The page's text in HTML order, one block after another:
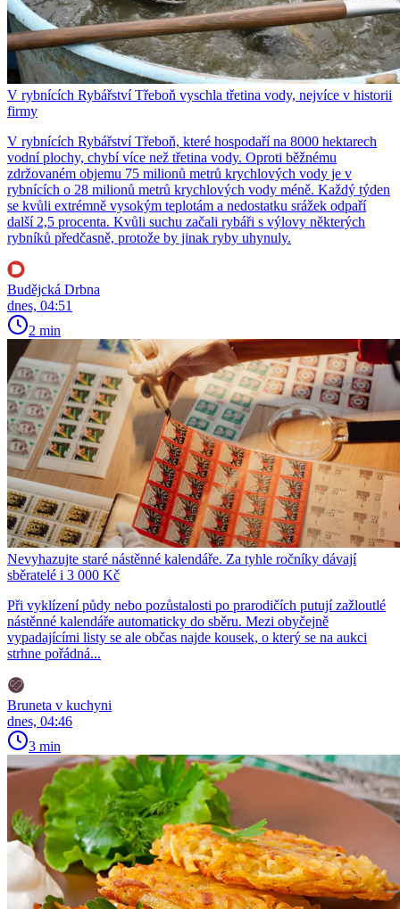
V rybnících Rybářství Třeboň vyschla třetina vody, nejvíce v historii
firmy
V rybnících Rybářství Třeboň, které hospodaří na 8000 hektarech
vodní plochy, chybí více než třetina vody. Oproti běžnému
zdržovaném objemu 75 milionů metrů krychlových vody je v
rybnících o 28 milionů metrů krychlových vody méně. Každý týden
se kvůli extrémně vysokým teplotám a nedostatku srážek odpaří
další 2,5 procenta. Kvůli suchu začali rybáři s výlovy některých
rybníků předčasně, protože by jinak ryby uhynuly.
Budějcká Drbna
dnes, 04:51
2 min
Nevyhazujte staré nástěnné kalendáře. Za tyhle ročníky dávají
sběratelé i 3 000 Kč
Při vyklízení půdy nebo pozůstalosti po prarodičích putují zažloutlé
nástěnné kalendáře automaticky do sběru. Mezi obyčejně
vypadajícími listy se ale občas najde kousek, o který se na aukci
strhne pořádná...
Bruneta v kuchyni
dnes, 04:46
3 min